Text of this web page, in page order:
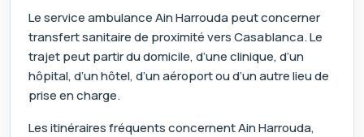
Le service ambulance Ain Harrouda peut concerner
transfert sanitaire de proximité vers Casablanca. Le
trajet peut partir du domicile, d’une clinique, d’un
hôpital, d’un hôtel, d’un aéroport ou d’un autre lieu de
prise en charge.
Les itinéraires fréquents concernent Ain Harrouda,